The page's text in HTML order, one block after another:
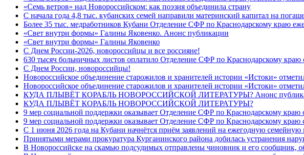
«Семь ветров» над Новороссийском: как поэзия объединила страну
С начала года 4,8 тыс. кубанских семей направили материнский капитал на
Более 35 тыс. медработников Кубани Отделение СФР по Краснодарскому краю
«Свет внутри формы» Галины Яковенко. Анонс публикации
«Свет внутри формы» Галины Яковенко
C Днем России-2026, новороссийцы и все россияне!
630 тысяч больничных листов оплатило Отделение СФР по Краснодарскому краю
C Днем России, новороссийцы!
Новороссийское объединение старожилов и хранителей истории «Истоки»
Новороссийское объединение старожилов и хранителей истории «Истоки»
КУДА ПЛЫВЁТ КОРАБЛЬ НОВОРОССИЙСКОЙ ЛИТЕРАТУРЫ? Анонс
КУДА ПЛЫВЁТ КОРАБЛЬ НОВОРОССИЙСКОЙ ЛИТЕРАТУРЫ?
9 мер социальной поддержки оказывает Отделение СФР по Краснодарскому
9 мер социальной поддержки оказывает Отделение СФР по Краснодарскому краю
С 1 июня 2026 года на Кубани начнётся приём заявлений на ежегодную семейную
Принятыми мерами прокуратура Курганинского района добилась устранения
В Новороссийске на скамью подсудимых отправлены чиновник и его сообщник,